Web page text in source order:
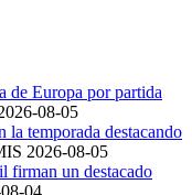
de Europa por partida
08-05
la temporada destacando
2026-08-05
firman un destacado
04